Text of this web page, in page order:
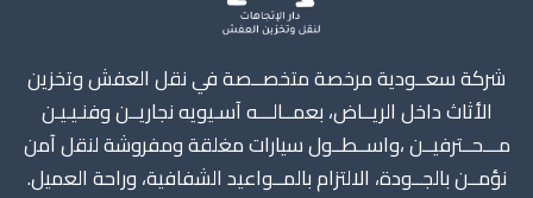
شركة سعــودية مرخصة متخصــصة في نقل العفش وتخزين
الأثاث داخل الريــاض، بعمــالـــه آسـيويه نجاريــن وفنـيـيـن
مـــحــترفيــن ،واســطــول سيارات مغلقة ومفروشة لنقل آمن
نؤمــن بالجــودة، الالتزام بالمــواعيد الشفافية، وراحة العميل.